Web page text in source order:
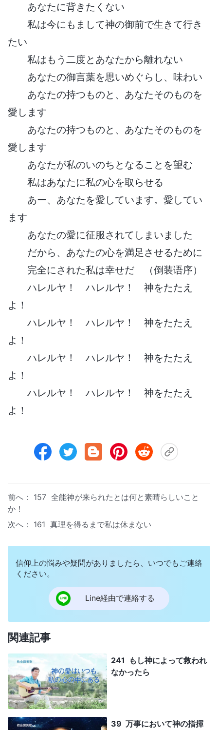
あなたに背きたくない
私は今にもまして神の御前で生きて行き
たい
私はもう二度とあなたから離れない
あなたの御言葉を思いめぐらし、味わい
あなたの持つものと、あなたそのものを
愛します
あなたの持つものと、あなたそのものを
愛します
あなたが私のいのちとなることを望む
私はあなたに私の心を取らせる
あー、あなたを愛しています。愛してい
ます
あなたの愛に征服されてしまいました
だから、あなたの心を満足させるために
完全にされた私は幸せだ （倒装语序）
ハレルヤ！ ハレルヤ！ 神をたたえ
よ！
ハレルヤ！ ハレルヤ！ 神をたたえ
よ！
ハレルヤ！ ハレルヤ！ 神をたたえ
よ！
ハレルヤ！ ハレルヤ！ 神をたたえ
よ！
前へ： 157 全能神が来られたとは何と素晴らしいこと
か！
次へ： 161 真理を得るまで私は休まない
信仰上の悩みや疑問がありましたら、いつでもご連絡
ください。
Line経由で連絡する
関連記事
241 もし神によって救われ
なかったら
39 万事において神の指揮